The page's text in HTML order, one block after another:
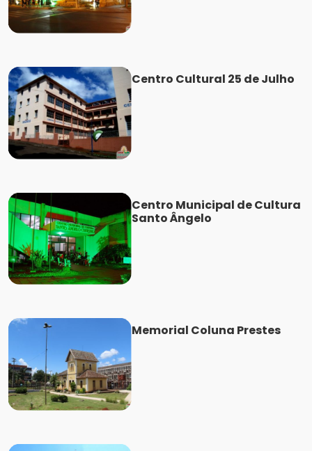
Centro Cultural 25 de Julho
Centro Municipal de Cultura
Santo Ângelo
Memorial Coluna Prestes